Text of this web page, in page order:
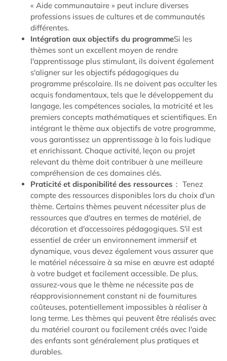
« Aide communautaire » peut inclure diverses
professions issues de cultures et de communautés
différentes.
Intégration aux objectifs du programmeSi les
thèmes sont un excellent moyen de rendre
l'apprentissage plus stimulant, ils doivent également
s'aligner sur les objectifs pédagogiques du
programme préscolaire. Ils ne doivent pas occulter les
acquis fondamentaux, tels que le développement du
langage, les compétences sociales, la motricité et les
premiers concepts mathématiques et scientifiques. En
intégrant le thème aux objectifs de votre programme,
vous garantissez un apprentissage à la fois ludique
et enrichissant. Chaque activité, leçon ou projet
relevant du thème doit contribuer à une meilleure
compréhension de ces domaines clés.
Praticité et disponibilité des ressources ： Tenez
compte des ressources disponibles lors du choix d'un
thème. Certains thèmes peuvent nécessiter plus de
ressources que d'autres en termes de matériel, de
décoration et d'accessoires pédagogiques. S'il est
essentiel de créer un environnement immersif et
dynamique, vous devez également vous assurer que
le matériel nécessaire à sa mise en œuvre est adapté
à votre budget et facilement accessible. De plus,
assurez-vous que le thème ne nécessite pas de
réapprovisionnement constant ni de fournitures
coûteuses, potentiellement impossibles à réaliser à
long terme. Les thèmes qui peuvent être réalisés avec
du matériel courant ou facilement créés avec l'aide
des enfants sont généralement plus pratiques et
durables.